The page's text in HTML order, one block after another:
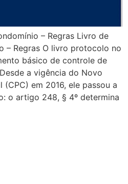
– Regras Livro de
– Regras O livro protocolo no
básico de controle de
a vigência do Novo
em 2016, ele passou a
o artigo 248, § 4º determina